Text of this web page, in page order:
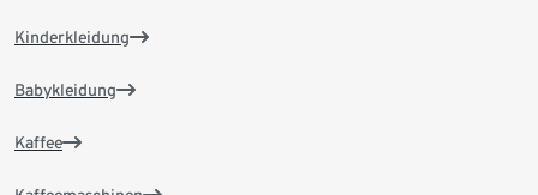
Kinderkleidung
Babykleidung
Kaffee